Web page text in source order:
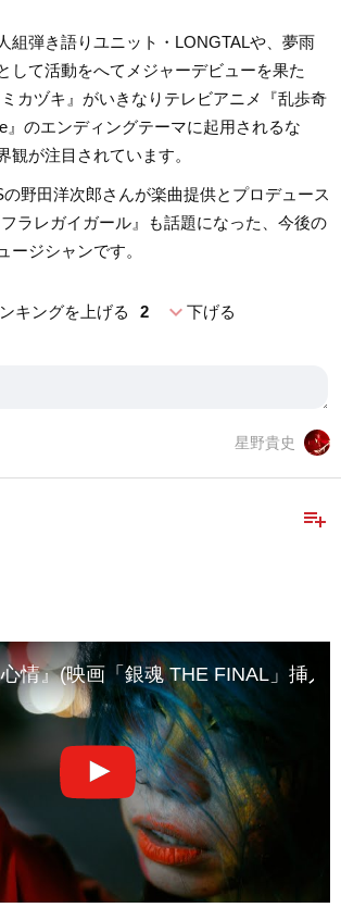
組弾き語りユニット・LONGTALや、夢雨
して活動をへてメジャーデビューを果た
カヅキ』がいきなりテレビアニメ『乱歩奇
』のエンディングテーマに起用されるな
観が注目されています。
野田洋次郎さんが楽曲提供とプロデュース
ラレガイガール』も話題になった、今後の
ージシャンです。
キングを上げる 2 expand_more下げる
星野貴史
playlist_add
情』(映画「銀魂 THE FINAL」挿入